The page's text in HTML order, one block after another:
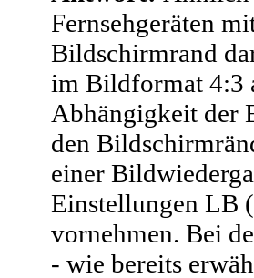
Fernsehgeräten
Bildschirmrand
im Bildformat 4:3
Abhängigkeit der
den
einer
Einstellungen LB
vornehmen. Bei
- wie bereits